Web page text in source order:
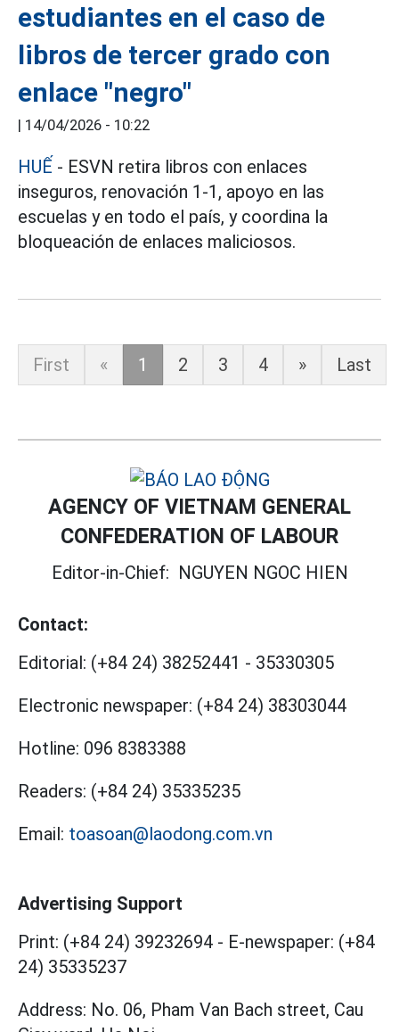
estudiantes en el caso de
libros de tercer grado con
enlace "negro"
| 14/04/2026 - 10:22
HUẾ - ESVN retira libros con enlaces
inseguros, renovación 1-1, apoyo en las
escuelas y en todo el país, y coordina la
bloqueación de enlaces maliciosos.
First « 1 2 3 4 » Last
AGENCY OF VIETNAM GENERAL
CONFEDERATION OF LABOUR
Editor-in-Chief: NGUYEN NGOC HIEN
Contact:
Editorial: (+84 24) 38252441 - 35330305
Electronic newspaper: (+84 24) 38303044
Hotline: 096 8383388
Readers: (+84 24) 35335235
Email: toasoan@laodong.com.vn
Advertising Support
Print: (+84 24) 39232694 - E-newspaper: (+84
24) 35335237
Address: No. 06, Pham Van Bach street, Cau